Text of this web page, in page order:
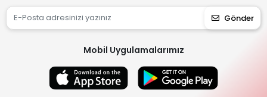
Gönder
Mobil Uygulamalarımız